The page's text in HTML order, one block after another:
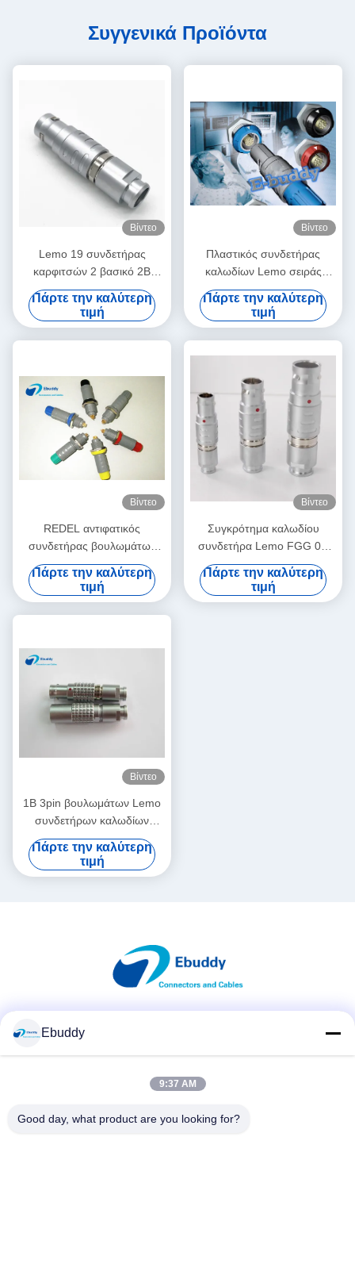
Συγγενικά Προϊόντα
Βίντεο
Lemo 19 συνδετήρας
καρφιτσών 2 βασικό 2B
πρότυπο βουλωμάτων
FGC.2B.319 μεγέθους
αρσενικό
Πάρτε την καλύτερη
τιμή
Βίντεο
Πλαστικός συνδετήρας
καλωδίων Lemo σειράς
REDEL Π για τον ιατρικό
συνδετήρα ενδοσκοπίων
βιομηχανίας
Πάρτε την καλύτερη
τιμή
Βίντεο
REDEL αντιφατικός
συνδετήρας βουλωμάτων
PAG καλωδίων συνδετήρων
υποκατάστατων σειράς Π
πλαστικός ιατρικός
Πάρτε την καλύτερη
τιμή
Βίντεο
Συγκρότημα καλωδίου
συνδετήρα Lemo FGG 0B
1B 2B 3B 4B μεμονωμένο ή
διπλό τέλος
Πάρτε την καλύτερη
τιμή
Βίντεο
1B 3pin βουλωμάτων Lemo
συνδετήρων καλωδίων
εναλλακτικοί αντιφατικοί
κυκλικοί αρσενικοί αρσενικοί
συνδετήρες
Πάρτε την καλύτερη
τιμή
Ebuddy
9:37 AM
Good day, what product are you looking for?